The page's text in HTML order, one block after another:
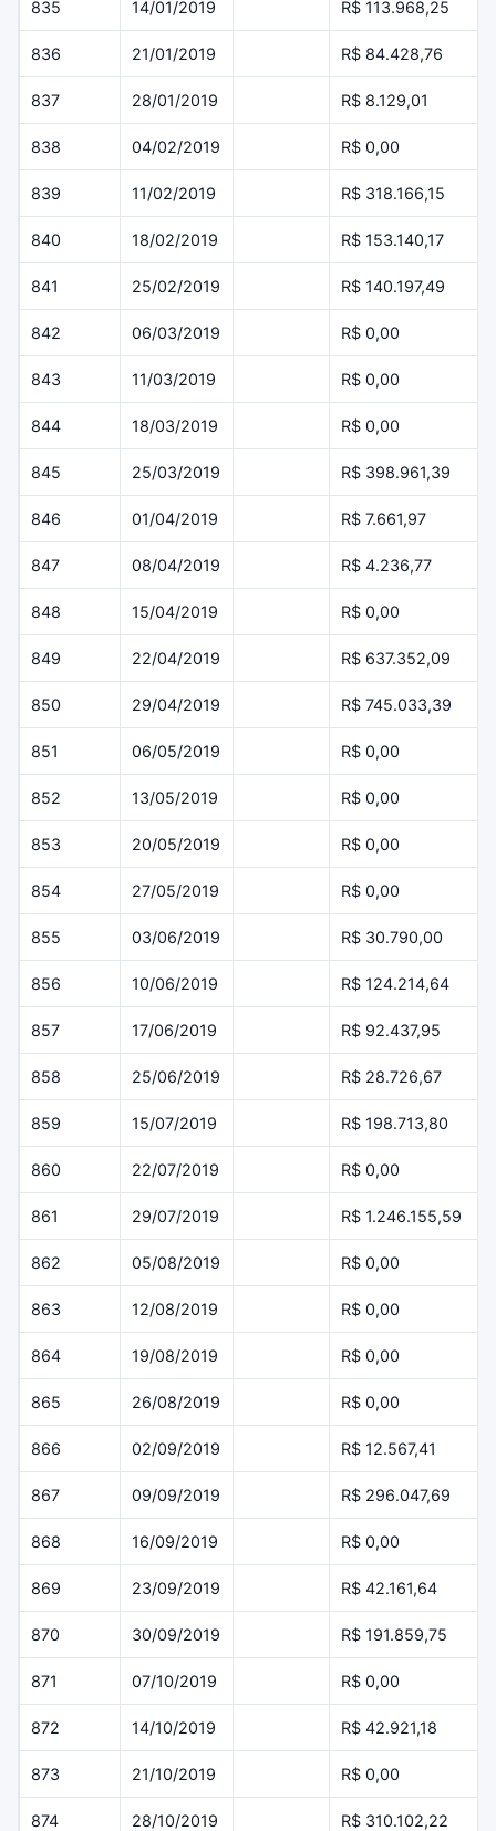
835 14/01/2019 R$ 113.968,25
836 21/01/2019 R$ 84.428,76
837 28/01/2019 R$ 8.129,01
838 04/02/2019 R$ 0,00
839 11/02/2019 R$ 318.166,15
840 18/02/2019 R$ 153.140,17
841 25/02/2019 R$ 140.197,49
842 06/03/2019 R$ 0,00
843 11/03/2019 R$ 0,00
844 18/03/2019 R$ 0,00
845 25/03/2019 R$ 398.961,39
846 01/04/2019 R$ 7.661,97
847 08/04/2019 R$ 4.236,77
848 15/04/2019 R$ 0,00
849 22/04/2019 R$ 637.352,09
850 29/04/2019 R$ 745.033,39
851 06/05/2019 R$ 0,00
852 13/05/2019 R$ 0,00
853 20/05/2019 R$ 0,00
854 27/05/2019 R$ 0,00
855 03/06/2019 R$ 30.790,00
856 10/06/2019 R$ 124.214,64
857 17/06/2019 R$ 92.437,95
858 25/06/2019 R$ 28.726,67
859 15/07/2019 R$ 198.713,80
860 22/07/2019 R$ 0,00
861 29/07/2019 R$ 1.246.155,59
862 05/08/2019 R$ 0,00
863 12/08/2019 R$ 0,00
864 19/08/2019 R$ 0,00
865 26/08/2019 R$ 0,00
866 02/09/2019 R$ 12.567,41
867 09/09/2019 R$ 296.047,69
868 16/09/2019 R$ 0,00
869 23/09/2019 R$ 42.161,64
870 30/09/2019 R$ 191.859,75
871 07/10/2019 R$ 0,00
872 14/10/2019 R$ 42.921,18
873 21/10/2019 R$ 0,00
874 28/10/2019 R$ 310.102,22